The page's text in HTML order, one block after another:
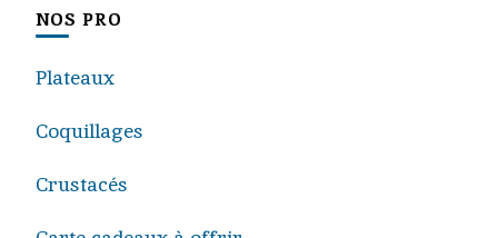
NOS PRO
Plateaux
Coquillages
Crustacés